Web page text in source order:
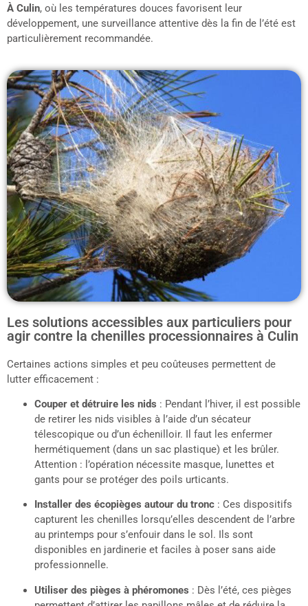
À Culin, où les températures douces favorisent leur
développement, une surveillance attentive dès la fin de l’été est
particulièrement recommandée.
Les solutions accessibles aux particuliers pour
agir contre la chenilles processionnaires à Culin
Certaines actions simples et peu coûteuses permettent de
lutter efficacement :
Couper et détruire les nids : Pendant l’hiver, il est possible
de retirer les nids visibles à l’aide d’un sécateur
télescopique ou d’un échenilloir. Il faut les enfermer
hermétiquement (dans un sac plastique) et les brûler.
Attention : l’opération nécessite masque, lunettes et
gants pour se protéger des poils urticants.
Installer des écopièges autour du tronc : Ces dispositifs
capturent les chenilles lorsqu’elles descendent de l’arbre
au printemps pour s’enfouir dans le sol. Ils sont
disponibles en jardinerie et faciles à poser sans aide
professionnelle.
Utiliser des pièges à phéromones : Dès l’été, ces pièges